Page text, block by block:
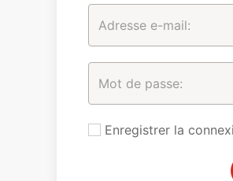
Enregistrer la